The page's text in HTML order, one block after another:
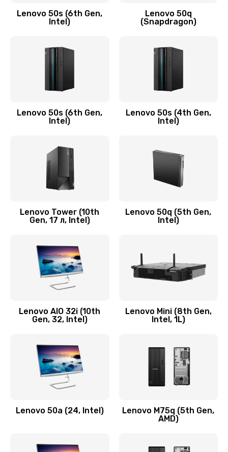
Заказать
Замена модуля HDMI
590 руб.
Замена задней крышки устройства
Замена микросхемы (звук, контроллер,
процессор)
Замена кнопки включения/выключения
Заказать
600 руб.
Lenovo 50s (6th Gen,
Intel)
Lenovo 50q
(Snapdragon)
Lenovo 50s (6th Gen,
Intel)
Lenovo 50s (4th Gen,
Intel)
Lenovo Tower (10th
Gen, 17 л, Intel)
Lenovo 50q (5th Gen,
Intel)
Lenovo AIO 32i (10th
Gen, 32, Intel)
Lenovo Mini (8th Gen,
Intel, 1L)
Lenovo 50a (24, Intel)
Lenovo M75q (5th Gen,
AMD)